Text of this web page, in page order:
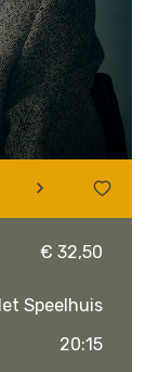
Instagram
€ 32,50
Speelhuis
20:15